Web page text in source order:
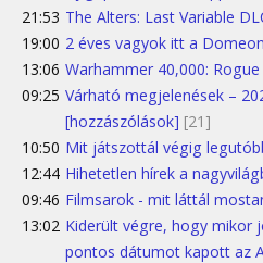
21:53 The Alters: Last Variable
19:00 2 éves vagyok itt a
13:06 Warhammer 40,000:
09:25 Várható megjelenések –
[hozzászólások] [21]
10:50 Mit játszottál végig
12:44 Hihetetlen hírek a
09:46 Filmsarok - mit láttál
13:02 Kiderült végre, hogy mikor
pontos dátumot kapott az